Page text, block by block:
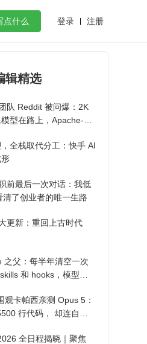
点什么 登录 注册
flutter
辑精选
队 Reddit 被问爆：2K
型在路上，Apache-2.0
全栈取代分工：快手 AI
前最后一次对话：我低
清了创业者的唯一生路
更新：重回上古时代
之父：每半年清空一次
和 hooks，模型自
观卡帕西亲测 Opus 5：
行代码， 却连自己
全日程揭晓｜聚焦